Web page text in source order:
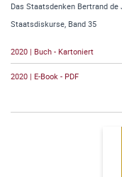
Das Staatsdenken Bertrand de
Staatsdiskurse, Band 35
2020 | Buch - Kartoniert
2020 | E-Book - PDF